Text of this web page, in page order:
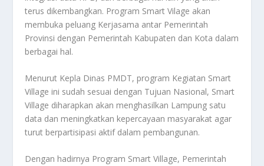
terus dikembangkan. Program Smart Vilage akan
membuka peluang Kerjasama antar Pemerintah
Provinsi dengan Pemerintah Kabupaten dan Kota dalam
berbagai hal.
Menurut Kepla Dinas PMDT, program Kegiatan Smart
Village ini sudah sesuai dengan Tujuan Nasional, Smart
Village diharapkan akan menghasilkan Lampung satu
data dan meningkatkan kepercayaan masyarakat agar
turut berpartisipasi aktif dalam pembangunan.
Dengan hadirnya Program Smart Village, Pemerintah